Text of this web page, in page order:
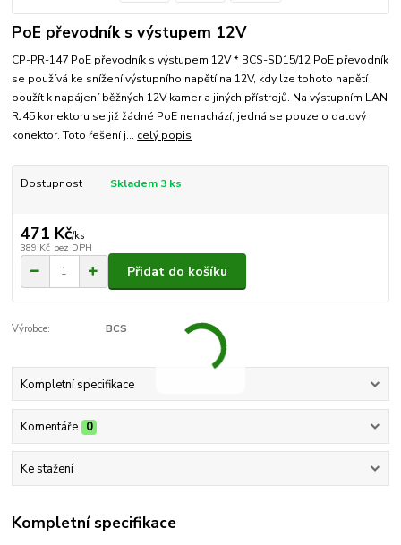
PoE převodník s výstupem 12V
CP-PR-147 PoE převodník s výstupem 12V * BCS-SD15/12 PoE převodník
se používá ke snížení výstupního napětí na 12V, kdy lze tohoto napětí
použít k napájení běžných 12V kamer a jiných přístrojů. Na výstupním LAN
RJ45 konektoru se již žádné PoE nenachází, jedná se pouze o datový
konektor. Toto řešení j... celý popis
Dostupnost Skladem 3 ks
471 Kč/ks
389 Kč bez DPH
Přidat do košíku
Výrobce: BCS
Kompletní specifikace
Komentáře 0
Ke stažení
Kompletní specifikace